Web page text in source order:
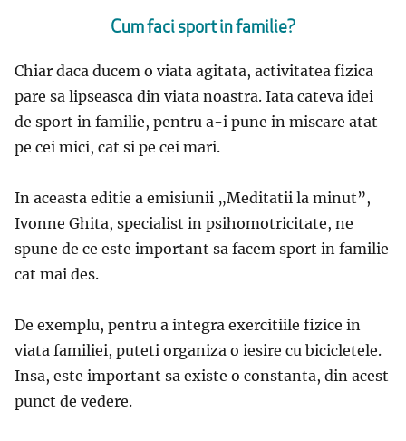
Cum faci sport in familie?
Chiar daca ducem o viata agitata, activitatea fizica
pare sa lipseasca din viata noastra. Iata cateva idei
de sport in familie, pentru a-i pune in miscare atat
pe cei mici, cat si pe cei mari.
In aceasta editie a emisiunii „Meditatii la minut”,
Ivonne Ghita, specialist in psihomotricitate, ne
spune de ce este important sa facem sport in familie
cat mai des.
De exemplu, pentru a integra exercitiile fizice in
viata familiei, puteti organiza o iesire cu bicicletele.
Insa, este important sa existe o constanta, din acest
punct de vedere.